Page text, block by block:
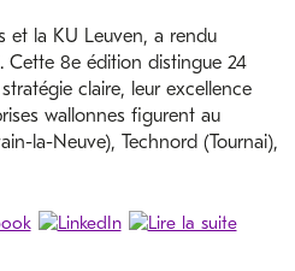
et la KU Leuven, a rendu
Cette 8e édition distingue 24
claire, leur excellence
wallonnes figurent au
la-Neuve), Technord (Tournai),